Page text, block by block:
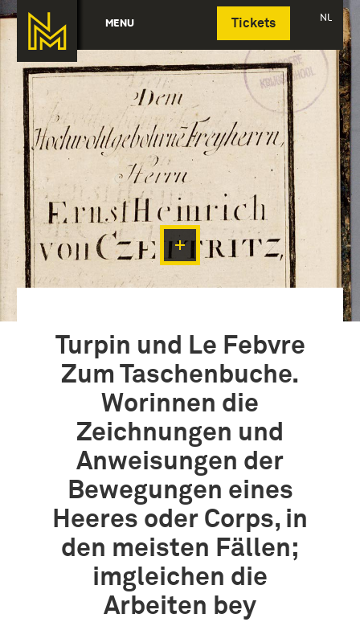
MENU Tickets NL
Deutsch
Turpin und Le Febvre
Zum Taschenbuche.
Worinnen die
Zeichnungen und
Anweisungen der
Bewegungen eines
Heeres oder Corps, in
den meisten Fällen;
imgleichen die
Arbeiten bey